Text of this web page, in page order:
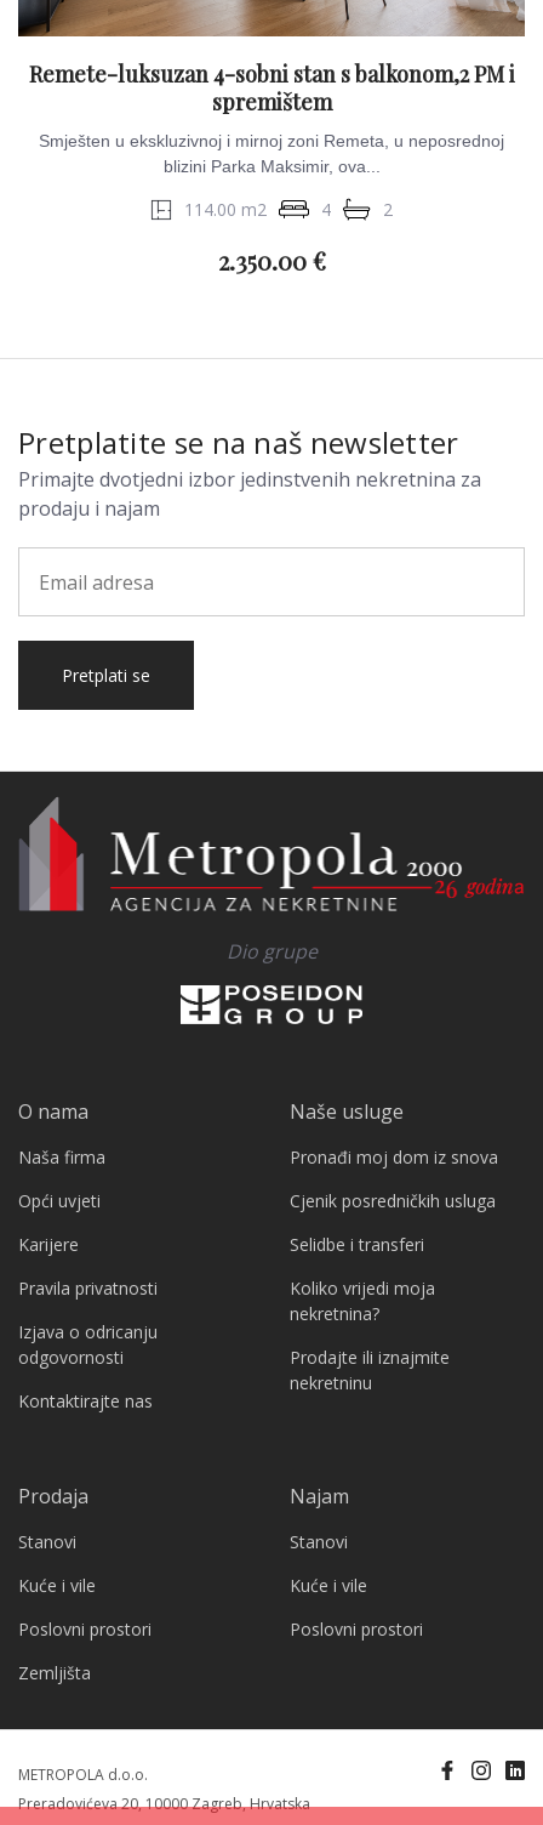
Remete-luksuzan 4-sobni stan s balkonom,2 PM i
spremištem
Smješten u ekskluzivnoj i mirnoj zoni Remeta, u neposrednoj
blizini Parka Maksimir, ova...
114.00 m2 4 2
2.350.00 €
Pretplatite se na naš newsletter
Primajte dvotjedni izbor jedinstvenih nekretnina za
prodaju i najam
Pretplati se
Dio grupe
O nama
Naša firma
Opći uvjeti
Karijere
Pravila privatnosti
Izjava o odricanju
odgovornosti
Kontaktirajte nas
Naše usluge
Pronađi moj dom iz snova
Cjenik posredničkih usluga
Selidbe i transferi
Koliko vrijedi moja
nekretnina?
Prodajte ili iznajmite
nekretninu
Prodaja
Stanovi
Kuće i vile
Poslovni prostori
Zemljišta
Najam
Stanovi
Kuće i vile
Poslovni prostori
METROPOLA d.o.o.
Preradovićeva 20, 10000 Zagreb, Hrvatska